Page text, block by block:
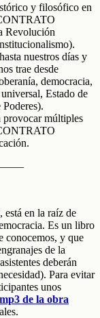
y filosófico en
Revolución
nuestros días y
trae desde
democracia,
Estado de
provocar múltiples
está en la raíz de
Es un libro
conocemos, y que
de la
deberán
Para evitar
unos
de la obra